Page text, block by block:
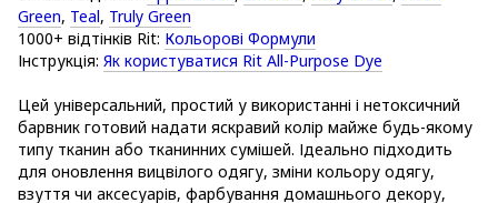
Green, Teal, Truly Green
1000+ відтінків Rit: Кольорові Формули
Інструкція: Як користуватися Rit All-Purpose Dye
Цей універсальний, простий у використанні і нетоксичний
барвник готовий надати яскравий колір майже будь-якому
типу тканин або тканинних сумішей. Ідеально підходить
для оновлення вицвілого одягу, зміни кольору одягу,
взуття чи аксесуарів, фарбування домашнього декору,